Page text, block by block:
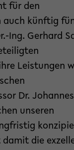
für den
auch künftig
Ing. Gerhard
Leistungen
Dr. Johannes
unseren
damit die